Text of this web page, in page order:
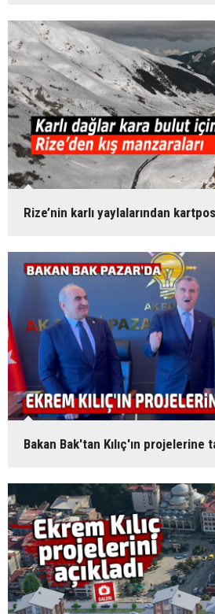
Rize’nin karlı yaylalarından
Bakan Bak'tan Kılıç'ın projelerine